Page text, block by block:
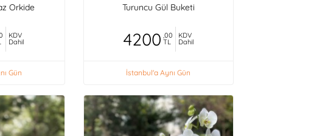
Orkide
KDV
Dahil
Gün
Turuncu Gül Buketi
4200 ,00
TL
KDV
Dahil
İstanbul'a Aynı Gün